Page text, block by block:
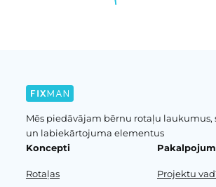
Mēs piedāvājam bērnu rotaļu laukumus,
un labiekārtojuma elementus
Koncepti
Rotaļas Projektu